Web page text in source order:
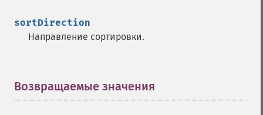
sortDirection
Направление сортировки.
Возвращаемые значения